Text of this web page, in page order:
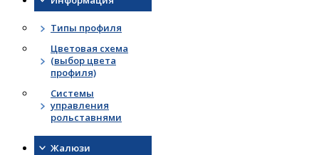
Типы профиля
Цветовая схема
(выбор цвета
профиля)
Системы
управления
рольставнями
Жалюзи